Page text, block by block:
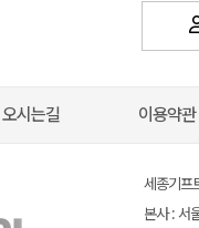
오시는길 이용약관
세종기
본사 : 서